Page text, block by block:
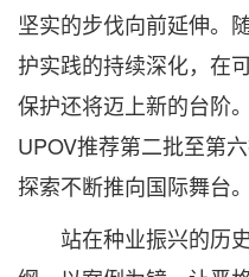
坚实的步伐向前延伸。
护实践的持续深化，在
保护还将迈上新的台阶
UPOV推荐第二批至第
探索不断推向国际舞台。
站在种业振兴的历史